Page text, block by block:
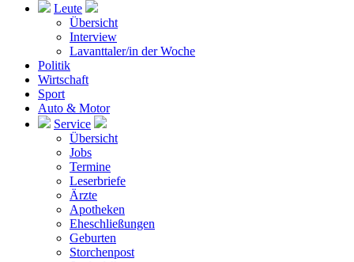
Leute
Übersicht
Interview
Lavanttaler/in der Woche
Politik
Wirtschaft
Sport
Auto & Motor
Service
Übersicht
Jobs
Termine
Leserbriefe
Ärzte
Apotheken
Eheschließungen
Geburten
Storchenpost